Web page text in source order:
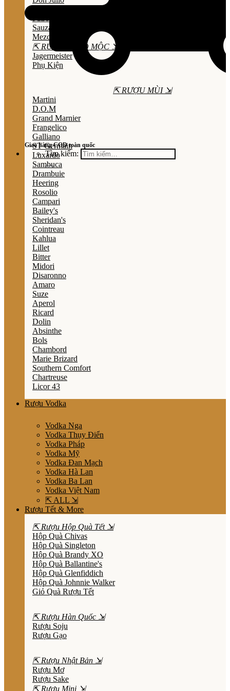
Giao hàng COD toàn quốc
Tìm kiếm:
Sauza
Mezcal
⇱ RƯỢU THẢO MỘC ⇲
Jagermeister
Phụ Kiện
⇱ RƯỢU MÙI ⇲
Martini
D.O.M
Grand Marnier
Frangelico
Galliano
ST Germain
Luxardo
Sambuca
Drambuie
Heering
Rosolio
Campari
Bailey's
Sheridan's
Cointreau
Kahlua
Lillet
Bitter
Midori
Disaronno
Amaro
Suze
Aperol
Ricard
Dolin
Absinthe
Bols
Chambord
Marie Brizard
Southern Comfort
Chartreuse
Licor 43
Rượu Vodka
Vodka Nga
Vodka Thụy Điển
Vodka Pháp
Vodka Mỹ
Vodka Đan Mạch
Vodka Hà Lan
Vodka Ba Lan
Vodka Việt Nam
⇱ ALL ⇲
Rượu Tết & More
⇱ Rượu Hộp Quà Tết ⇲
Hộp Quà Chivas
Hộp Quà Singleton
Hộp Quà Brandy XO
Hộp Quà Ballantine's
Hộp Quà Glenfiddich
Hộp Quà Johnnie Walker
Giỏ Quà Rượu Tết
⇱ Rượu Hàn Quốc ⇲
Rượu Soju
Rượu Gạo
⇱ Rượu Nhật Bản ⇲
Rượu Mơ
Rượu Sake
⇱ Rượu Mini ⇲